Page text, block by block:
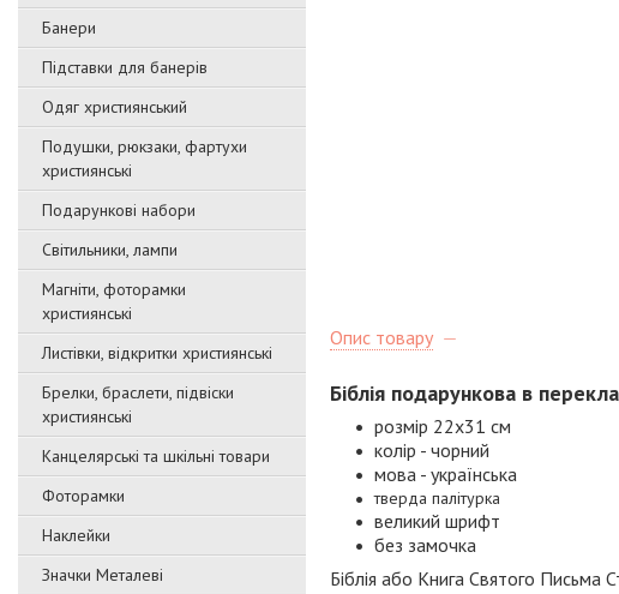
Банери
Підставки для банерів
Одяг християнський
Подушки, рюкзаки, фартухи
християнські
Подарункові набори
Світильники, лампи
Магніти, фоторамки
християнські
Листівки, відкритки християнські
Брелки, браслети, підвіски
християнські
Канцелярські та шкільні товари
Фоторамки
Наклейки
Значки Металеві
Опис товару
Біблія подарункова в
розмір 22х31 см
колір - чорний
мова - українська
тверда палітурка
великий шрифт
без замочка
Біблія або Книга Святого Письма